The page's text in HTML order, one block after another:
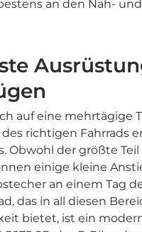
an den Nah-
auf eine mehrtägige
des richtigen Fahrrads
Obwohl der größte
einige kleine
an einem Tag
das in all diesen
bietet, ist ein